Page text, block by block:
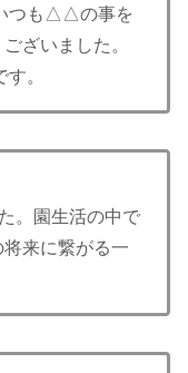
つも△△の事を
ざいました。
。
。園生活の中で
来に繋がる一